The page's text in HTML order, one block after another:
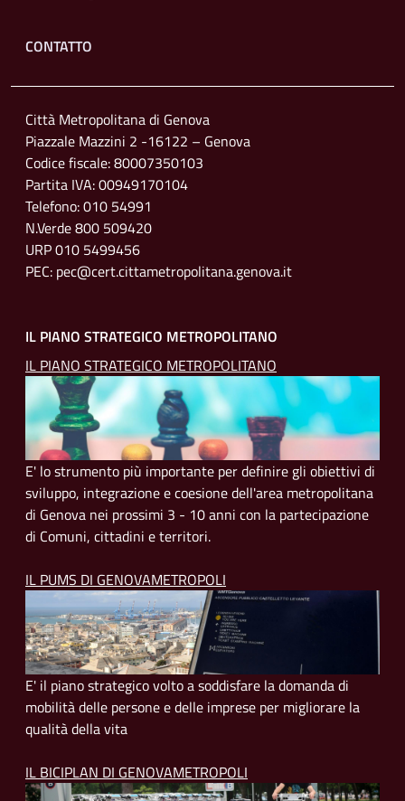
Footer menu
CONTATTO
Città Metropolitana di Genova
Piazzale Mazzini 2 -16122 – Genova
Codice fiscale: 80007350103
Partita IVA: 00949170104
Telefono: 010 54991
N.Verde 800 509420
URP 010 5499456
PEC: pec@cert.cittametropolitana.genova.it
IL PIANO STRATEGICO METROPOLITANO
IL PIANO STRATEGICO METROPOLITANO
E' lo strumento più importante per definire gli obiettivi di
sviluppo, integrazione e coesione dell'area metropolitana
di Genova nei prossimi 3 - 10 anni con la partecipazione
di Comuni, cittadini e territori.
IL PUMS DI GENOVAMETROPOLI
E' il piano strategico volto a soddisfare la domanda di
mobilità delle persone e delle imprese per migliorare la
qualità della vita
IL BICIPLAN DI GENOVAMETROPOLI